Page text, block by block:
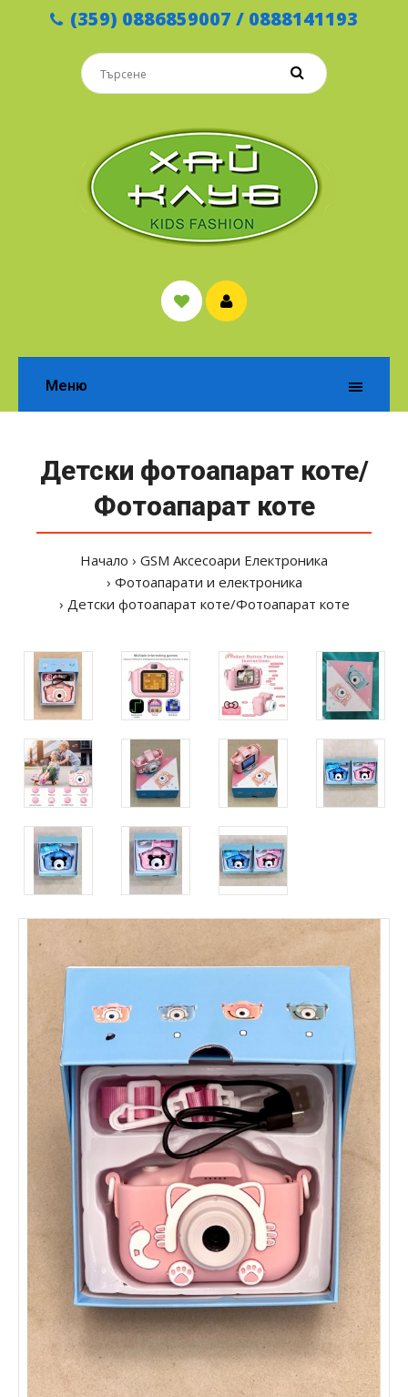
(359) 0886859007 / 0888141193
Меню
Детски фотоапарат коте/
Фотоапарат коте
Начало
GSM Аксесоари Електроника
Фотоапарати и електроника
Детски фотоапарат коте/Фотоапарат коте